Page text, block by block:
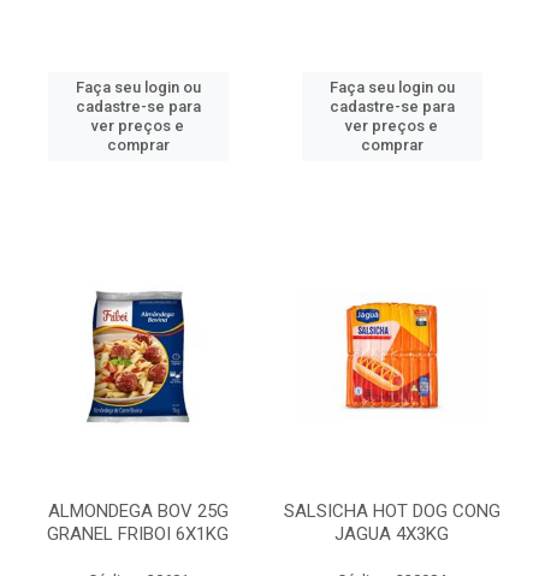
Faça seu login ou
cadastre-se para
ver preços e
comprar
Faça seu login ou
cadastre-se para
ver preços e
comprar
ALMONDEGA BOV 25G
GRANEL FRIBOI 6X1KG
SALSICHA HOT DOG CONG
JAGUA 4X3KG